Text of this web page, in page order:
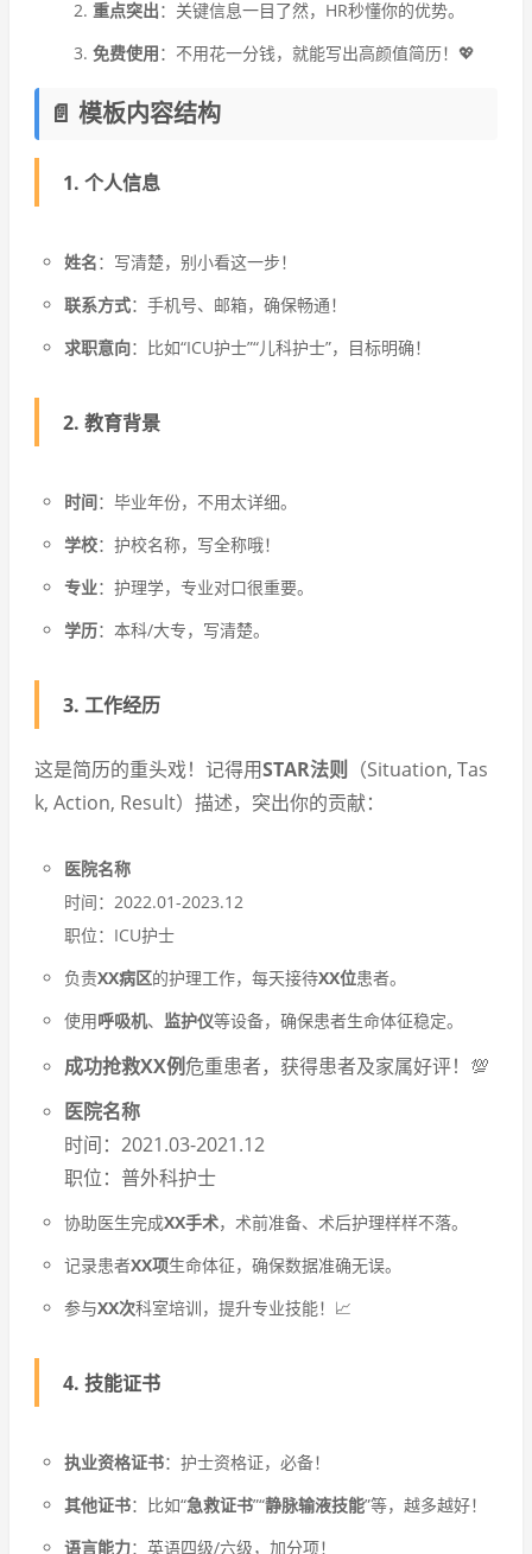
重点突出：关键信息一目了然，HR秒懂你的优势。
免费使用：不用花一分钱，就能写出高颜值简历！💖
📄 模板内容结构
1. 个人信息
姓名：写清楚，别小看这一步！
联系方式：手机号、邮箱，确保畅通！
求职意向：比如“ICU护士”“儿科护士”，目标明确！
2. 教育背景
时间：毕业年份，不用太详细。
学校：护校名称，写全称哦！
专业：护理学，专业对口很重要。
学历：本科/大专，写清楚。
3. 工作经历
这是简历的重头戏！记得用STAR法则
（Situation, Tas
k, Action, Result）描述，突出你的贡献：
医院名称
时间：2022.01-2023.12
职位：ICU护士
负责XX病区的护理工作，每天接待XX位患者。
使用呼吸机、 监护仪等设备，确保患者生命体征稳定。
成功抢救XX例危重患者，获得患者及家属好评！💯
医院名称
时间：2021.03-2021.12
职位：普外科护士
协助医生完成XX手术，术前准备、术后护理样样不落。
记录患者XX项生命体征，确保数据准确无误。
参与XX次科室培训，提升专业技能！📈
4. 技能证书
执业资格证书：护士资格证，必备！
其他证书：比如“急救证书”“静脉输液技能”等，越多越好！
语言能力：英语四级/六级，加分项！